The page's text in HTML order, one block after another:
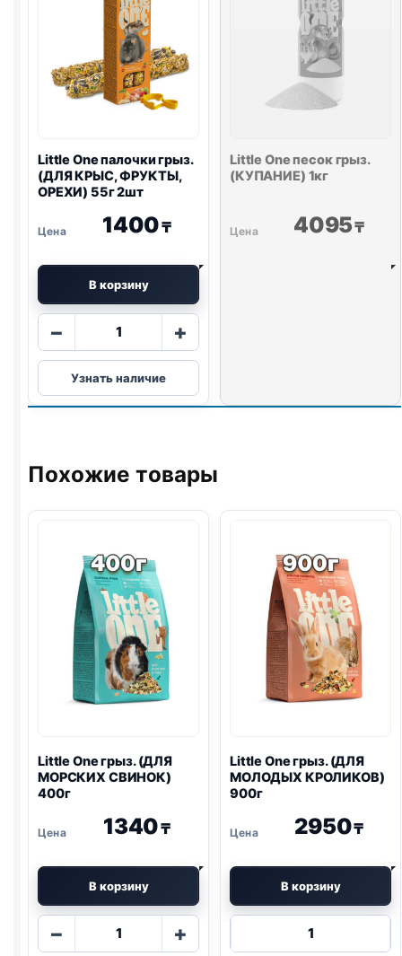
Little Oneпалочки грыз.
(ДЛЯ КРЫС, ФРУКТЫ,
ОРЕХИ) 55г 2шт
1400₸
В корзину
−
Количество
Little
One
палочки
КРЫС,
ФРУКТЫ,
ОРЕХИ)
2шт
+
Узнать наличие
Little Oneпесок грыз.
(КУПАНИЕ) 1кг
4095₸
Похожие товары
Little Oneгрыз. (ДЛЯ
МОРСКИХ СВИНОК)
400г
1340₸
В корзину
−
Количество
+
Little Oneгрыз. (ДЛЯ
МОЛОДЫХ КРОЛИКОВ)
900г
2950₸
В корзину
Количество